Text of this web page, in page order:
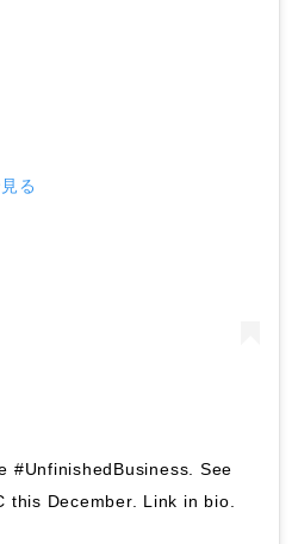
る
#UnfinishedBusiness. See
this December. Link in bio.